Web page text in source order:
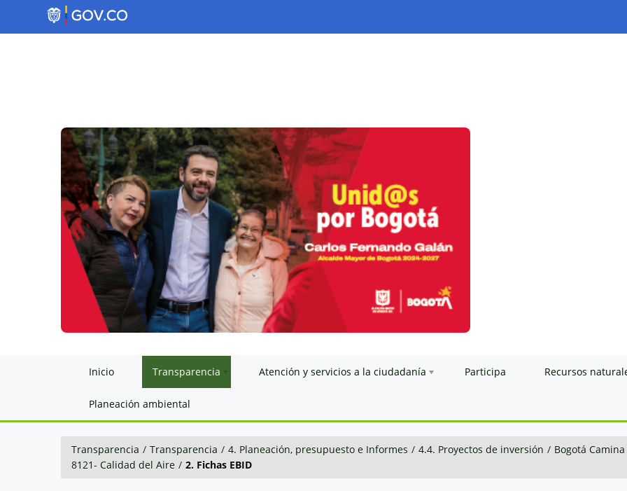
Inicio Transparencia Atención y servicios a la ciudadanía Participa Recursos
Planeación ambiental
Transparencia / Transparencia / 4. Planeación, presupuesto e Informes / 4.4. Proyectos de inversión / Bogotá
8121- Calidad del Aire / 2. Fichas EBID